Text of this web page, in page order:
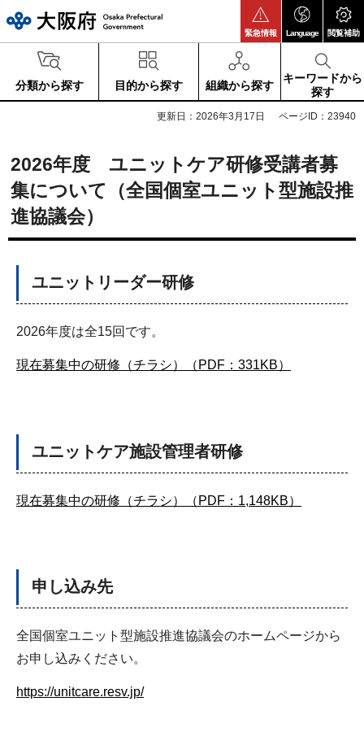
緊急情報 Language 閲覧補助
分類から探す 目的から探す 組織から探す
キーワードから
探す
更新日：2026年3月17日 ページID：23940
2026年度 ユニットケア研修受講者募
集について（全国個室ユニット型施設推
進協議会）
ユニットリーダー研修
2026年度は全15回です。
現在募集中の研修（チラシ）（PDF：331KB）
ユニットケア施設管理者研修
現在募集中の研修（チラシ）（PDF：1,148KB）
申し込み先
全国個室ユニット型施設推進協議会のホームページから
お申し込みください。
https://unitcare.resv.jp/